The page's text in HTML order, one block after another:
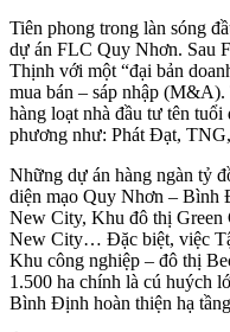
Tiên phong trong làn sóng
dự án FLC Quy Nhơn. Sau
Thịnh với một “đại bản
mua bán – sáp nhập
hàng loạt nhà đầu tư tên
phương như: Phát Đạt,
Những dự án hàng ngàn tỷ
diện mạo Quy Nhơn –
New City, Khu đô thị
New City… Đặc biệt, việc
Khu công nghiệp – đô thị
1.500 ha chính là cú huých
Bình Định hoàn thiện hạ